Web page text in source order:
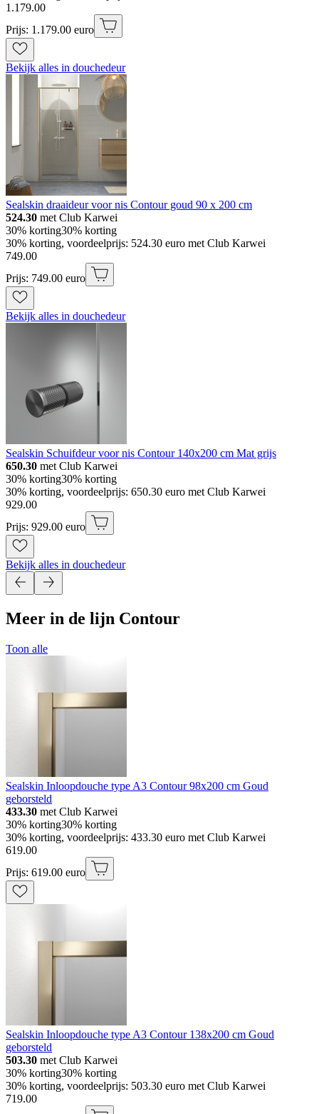
1 .179.00
Prijs: 1.179.00 euro
Bekijk alles in douchedeur
Sealskin draaideur voor nis Contour goud 90 x 200 cm
524.30 met Club Karwei
30% korting30% korting
30% korting, voordeelprijs: 524.30 euro met Club Karwei
749.00
Prijs: 749.00 euro
Bekijk alles in douchedeur
Sealskin Schuifdeur voor nis Contour 140x200 cm Mat grijs
650.30 met Club Karwei
30% korting30% korting
30% korting, voordeelprijs: 650.30 euro met Club Karwei
929.00
Prijs: 929.00 euro
Bekijk alles in douchedeur
Meer in de lijn Contour
Toon alle
Sealskin Inloopdouche type A3 Contour 98x200 cm Goud
geborsteld
433.30 met Club Karwei
30% korting30% korting
30% korting, voordeelprijs: 433.30 euro met Club Karwei
619.00
Prijs: 619.00 euro
Sealskin Inloopdouche type A3 Contour 138x200 cm Goud
geborsteld
503.30 met Club Karwei
30% korting30% korting
30% korting, voordeelprijs: 503.30 euro met Club Karwei
719.00